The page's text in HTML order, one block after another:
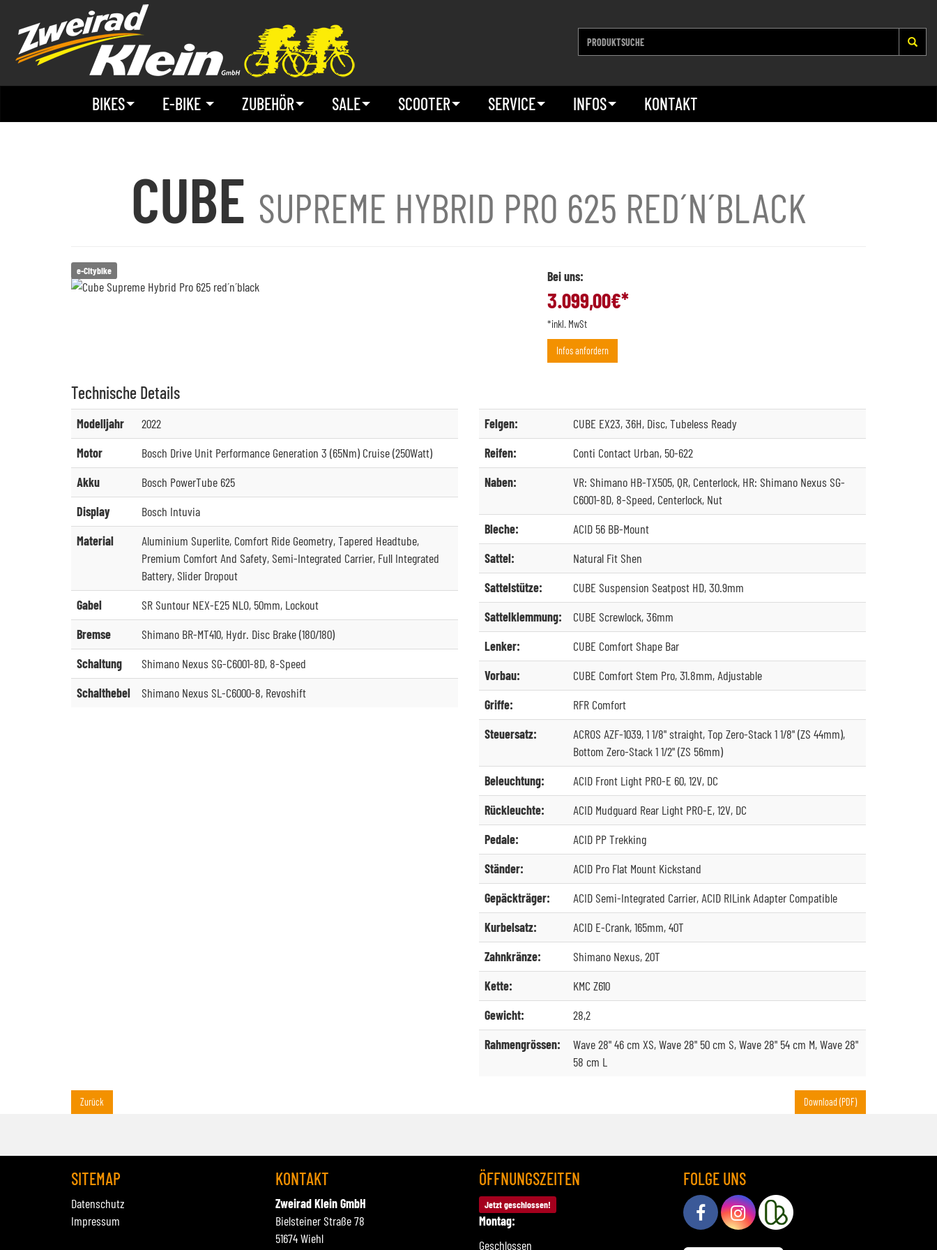
BIKES E-BIKE ZUBEHÖR SALE SCOOTER SERVICE INFOS KONTAKT
CUBE SUPREME HYBRID PRO 625 RED´N´BLACK
e-Citybike Bei uns:
3.099,00€*
*inkl. MwSt
Infos anfordern
Technische Details
Modelljahr
2022
Motor
Bosch Drive Unit Performance Generation 3 (65Nm) Cruise (250Watt)
Akku
Bosch PowerTube 625
Display
Bosch Intuvia
Material
Aluminium Superlite, Comfort Ride Geometry, Tapered Headtube,
Premium Comfort And Safety, Semi-Integrated Carrier, Full Integrated
Battery, Slider Dropout
Gabel
SR Suntour NEX-E25 NLO, 50mm, Lockout
Bremse
Shimano BR-MT410, Hydr. Disc Brake (180/180)
Schaltung
Shimano Nexus SG-C6001-8D, 8-Speed
Schalthebel
Shimano Nexus SL-C6000-8, Revoshift
Felgen:
CUBE EX23, 36H, Disc, Tubeless Ready
Reifen:
Conti Contact Urban, 50-622
Naben:
VR: Shimano HB-TX505, QR, Centerlock, HR: Shimano Nexus SG-
C6001-8D, 8-Speed, Centerlock, Nut
Bleche:
ACID 56 BB-Mount
Sattel:
Natural Fit Shen
Sattelstütze:
CUBE Suspension Seatpost HD, 30.9mm
Sattelklemmung:
CUBE Screwlock, 36mm
Lenker:
CUBE Comfort Shape Bar
Vorbau:
CUBE Comfort Stem Pro, 31.8mm, Adjustable
Griffe:
RFR Comfort
Steuersatz:
ACROS AZF-1039, 1 1/8" straight, Top Zero-Stack 1 1/8" (ZS 44mm),
Bottom Zero-Stack 1 1/2" (ZS 56mm)
Beleuchtung:
ACID Front Light PRO-E 60, 12V, DC
Rückleuchte:
ACID Mudguard Rear Light PRO-E, 12V, DC
Pedale:
ACID PP Trekking
Ständer:
ACID Pro Flat Mount Kickstand
Gepäckträger:
ACID Semi-Integrated Carrier, ACID RILink Adapter Compatible
Kurbelsatz:
ACID E-Crank, 165mm, 40T
Zahnkränze:
Shimano Nexus, 20T
Kette:
KMC Z610
Gewicht:
28,2
Rahmengrössen:
Wave 28" 46 cm XS, Wave 28" 50 cm S, Wave 28" 54 cm M, Wave 28"
58 cm L
Zurück Download (PDF)
SITEMAP
Datenschutz
Impressum
KONTAKT
Zweirad Klein GmbH
Bielsteiner Straße 78
51674 Wiehl
ÖFFNUNGSZEITEN
Jetzt geschlossen!
Montag:
Geschlossen
FOLGE UNS